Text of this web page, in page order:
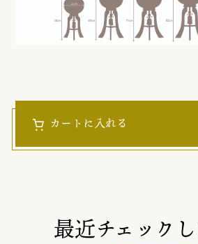
カートに入れる
最近チェック